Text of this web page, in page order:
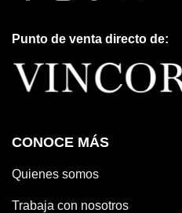
Punto de venta directo de:
CONOCE MÁS
Quienes somos
Trabaja con nosotros